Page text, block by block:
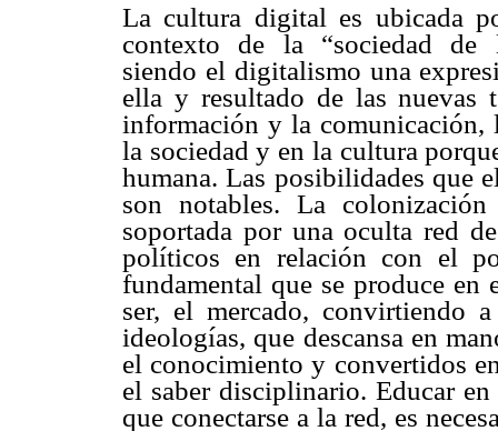
La cultura digital es ubicada
contexto de la “sociedad de
siendo el digitalismo una
ella y resultado de las nuevas
información y la comunicación,
la sociedad y en la cultura
humana. Las posibilidades que
son notables. La
soportada por una oculta red
políticos en relación con el
fundamental que se produce
ser, el mercado, convirtiendo
ideologías, que descansa en
el conocimiento y convertidos
el saber disciplinario. Educar
que conectarse a la red, es